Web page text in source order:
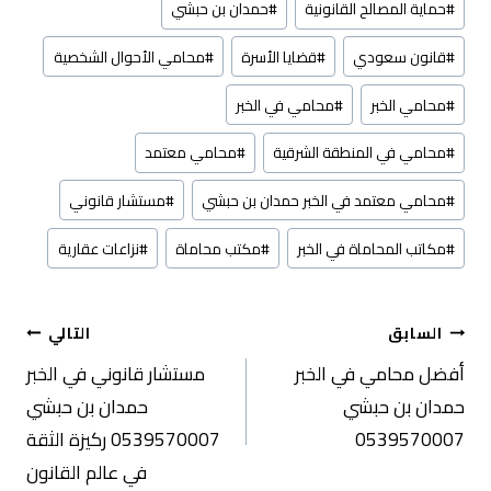
#حماية المصالح القانونية #حمدان بن حبشي
#قانون سعودي #قضايا الأسرة #محامي الأحوال الشخصية
#محامي الخبر #محامي في الخبر
#محامي في المنطقة الشرقية #محامي معتمد
#محامي معتمد في الخبر حمدان بن حبشي #مستشار قانوني
#مكاتب المحاماة في الخبر #مكتب محاماة #نزاعات عقارية
تصفّح
المقالات
السابق
أفضل محامي في الخبر
حمدان بن حبشي
0539570007
التالي
مستشار قانوني في الخبر
حمدان بن حبشي
0539570007 ركيزة الثقة
في عالم القانون